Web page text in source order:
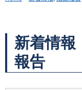
新着情報
報告